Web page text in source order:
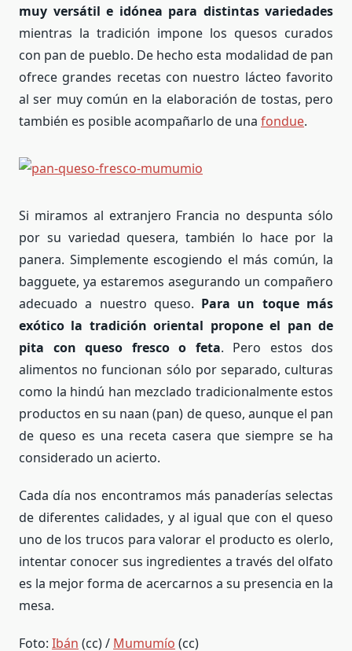
muy versátil e idónea para distintas variedades
mientras la tradición impone los quesos curados
con pan de pueblo. De hecho esta modalidad de pan
ofrece grandes recetas con nuestro lácteo favorito
al ser muy común en la elaboración de tostas, pero
también es posible acompañarlo de una fondue.
Si miramos al extranjero Francia no despunta sólo
por su variedad quesera, también lo hace por la
panera. Simplemente escogiendo el más común, la
bagguete, ya estaremos asegurando un compañero
adecuado a nuestro queso. Para un toque más
exótico la tradición oriental propone el pan de
pita con queso fresco o feta. Pero estos dos
alimentos no funcionan sólo por separado, culturas
como la hindú han mezclado tradicionalmente estos
productos en su naan (pan) de queso, aunque el pan
de queso es una receta casera que siempre se ha
considerado un acierto.
Cada día nos encontramos más panaderías selectas
de diferentes calidades, y al igual que con el queso
uno de los trucos para valorar el producto es olerlo,
intentar conocer sus ingredientes a través del olfato
es la mejor forma de acercarnos a su presencia en la
mesa.
Foto: Ibán (cc) / Mumumío (cc)